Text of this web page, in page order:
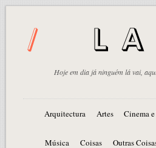
Hoje em dia já ninguém lá vai,
Arquitectura Artes Cinema
Música Coisas Outras